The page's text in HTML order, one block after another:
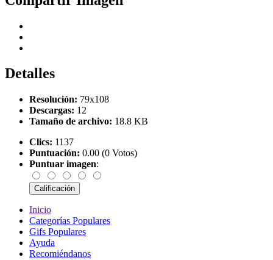
Detalles
Resolución: 79x108
Descargas: 12
Tamaño de archivo: 18.8 KB
Clics: 1137
Puntuación: 0.00 (0 Votos)
Puntuar imagen:
Inicio
Categorías Populares
Gifs Populares
Ayuda
Recomiéndanos